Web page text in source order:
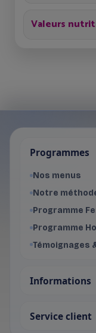
Valeurs
Je
Programmes
Nos menus
Notre
Programme
Programme
Témoignages
Informations
Service client